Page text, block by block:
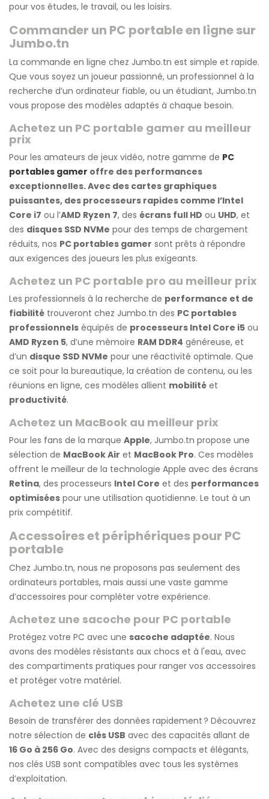
pour vos études, le travail, ou les loisirs.
Commander un PC portable en ligne sur
Jumbo.tn
La commande en ligne chez Jumbo.tn est simple et rapide.
Que vous soyez un joueur passionné, un professionnel à la
recherche d’un ordinateur fiable, ou un étudiant, Jumbo.tn
vous propose des modèles adaptés à chaque besoin.
Achetez un PC portable gamer au meilleur
prix
Pour les amateurs de jeux vidéo, notre gamme de PC
portables gamer offre des performances
exceptionnelles. Avec des cartes graphiques
puissantes, des processeurs rapides comme l’Intel
Core i7 ou l’AMD Ryzen 7, des écrans full HD ou UHD, et
des disques SSD NVMe pour des temps de chargement
réduits, nos PC portables gamer sont prêts à répondre
aux exigences des joueurs les plus exigeants.
Achetez un PC portable pro au meilleur prix
Les professionnels à la recherche de performance et de
fiabilité trouveront chez Jumbo.tn des PC portables
professionnels équipés de processeurs Intel Core i5 ou
AMD Ryzen 5, d’une mémoire RAM DDR4 généreuse, et
d’un disque SSD NVMe pour une réactivité optimale. Que
ce soit pour la bureautique, la création de contenu, ou les
réunions en ligne, ces modèles allient mobilité et
productivité.
Achetez un MacBook au meilleur prix
Pour les fans de la marque Apple, Jumbo.tn propose une
sélection de MacBook Air et MacBook Pro. Ces modèles
offrent le meilleur de la technologie Apple avec des écrans
Retina, des processeurs Intel Core et des performances
optimisées pour une utilisation quotidienne. Le tout à un
prix compétitif.
Accessoires et périphériques pour PC
portable
Chez Jumbo.tn, nous ne proposons pas seulement des
ordinateurs portables, mais aussi une vaste gamme
d’accessoires pour compléter votre expérience.
Achetez une sacoche pour PC portable
Protégez votre PC avec une sacoche adaptée. Nous
avons des modèles résistants aux chocs et à l'eau, avec
des compartiments pratiques pour ranger vos accessoires
et protéger votre matériel.
Achetez une clé USB
Besoin de transférer des données rapidement ? Découvrez
notre sélection de clés USB avec des capacités allant de
16 Go à 256 Go. Avec des designs compacts et élégants,
nos clés USB sont compatibles avec tous les systèmes
d’exploitation.